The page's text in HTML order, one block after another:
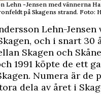
Lehn -Jensen med vännerna
på Skagens strand. Foto:
Lehn-Jensen
och i snart 30
Skagen och
1991 köpte de ett
Numera är de
dela av året i